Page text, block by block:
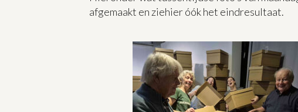
afgemaakt en ziehier óók het eindresultaat.